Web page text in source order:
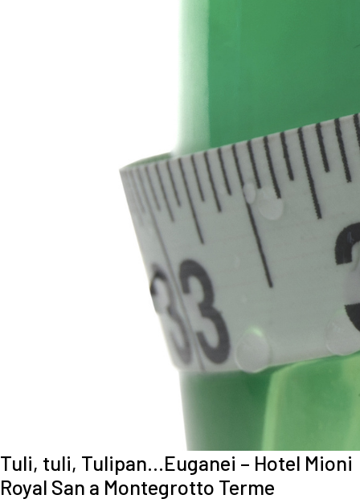
Tuli, tuli, Tulipan…Euganei – Hotel Mioni
Royal San a Montegrotto Terme